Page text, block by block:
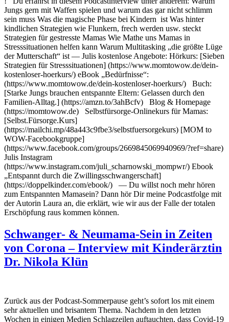
Jungs gern mit Waffen spielen und warum das gar nicht schlimm
sein muss Was die magische Phase bei Kindern ist Was hinter
kindlichen Strategien wie Flunkern, frech werden usw. steckt
Strategien für gestresste Mamas Wie Mathe uns Mamas in
Stresssituationen helfen kann Warum Multitasking „die größte Lüge
der Mutterschaft“ ist — Julis kostenlose Angebote: Hörkurs: [Sieben
Strategien für Stresssituationen] (https://www.momtowow.de/dein-
kostenloser-hoerkurs/) eBook „Bedürfnisse“:
(https://www.momtowow.de/dein-kostenloser-hoerkurs/) Buch:
[Starke Jungs brauchen entspannte Eltern: Gelassen durch den
Familien-Alltag.] (https://amzn.to/3ahBcfv) Blog & Homepage
(https://momtowow.de) Selbstfürsorge-Onlinekurs für Mamas:
[Selbst.Fürsorge.Kurs]
(https://mailchi.mp/48a443c9fbe3/selbstfuersorgekurs) [MOM to
WOW-Facebookgruppe]
(https://www.facebook.com/groups/2669845069940969/?ref=share)
Julis Instagram
(https://www.instagram.com/juli_scharnowski_mompwr/) Ebook
„Entspannt durch die Zwillingsschwangerschaft]
(https://doppelkinder.com/ebook/) — Du willst noch mehr hören
zum Entspannten Mamasein? Dann hör Dir meine Podcastfolge mit
der Autorin Laura an, die erklärt, wie wir aus der Falle der totalen
Erschöpfung raus kommen können.
Schwanger- & Neumama-Sein in Zeiten
von Corona – Interview mit Kinderärztin
Dr. Nikola Klün
Zurück aus der Podcast-Sommerpause geht’s sofort los mit einem
sehr aktuellen und brisantem Thema. Nachdem in den letzten
Wochen in einigen Medien Schlagzeilen auftauchten, dass Covid-19